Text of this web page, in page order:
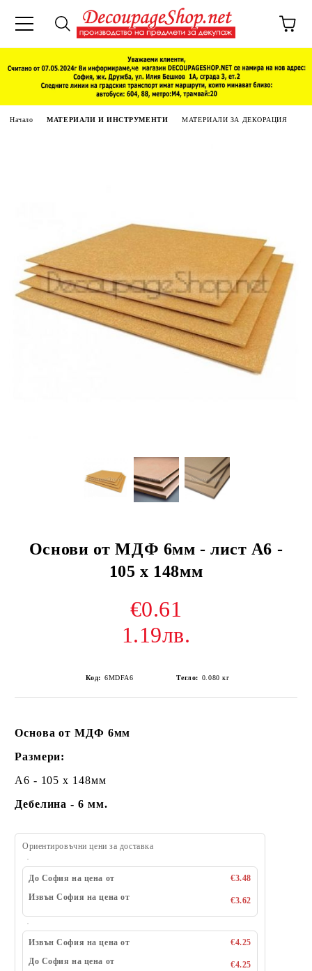
Начало МАТЕРИАЛИ И ИНСТРУМЕНТИ МАТЕРИАЛИ ЗА ДЕКОРАЦИЯ
Основи от МДФ 6мм - лист A6 -
105 х 148мм
€0.61
1.19лв.
Код: 6MDFA6 Тегло: 0.080 кг
Основа от МДФ 6мм
Размери:
A6 - 105 х 148мм
Дебелина - 6 мм.
Ориентировъчни цени за доставка
До София на цена от
€3.48
Извън София на цена от
€3.62
Извън София на цена от
€4.25
До София на цена от
€4.25